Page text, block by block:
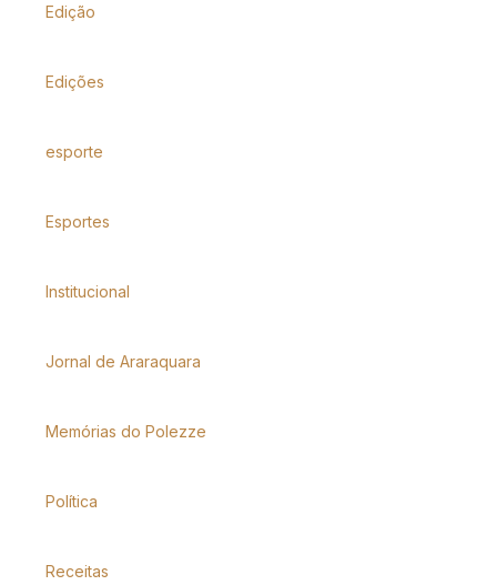
Edição
Edições
esporte
Esportes
Institucional
Jornal de Araraquara
Memórias do Polezze
Política
Receitas